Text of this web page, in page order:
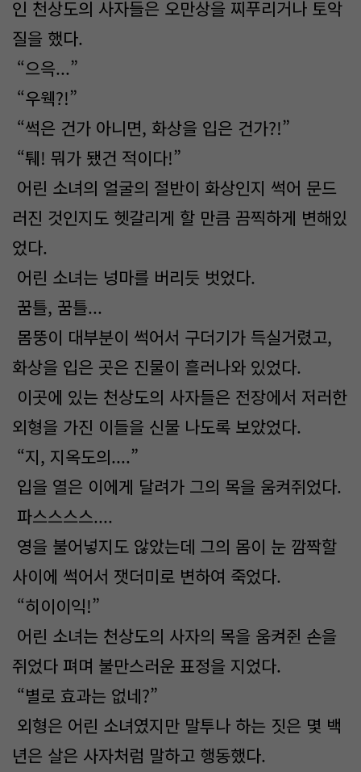
인 천상도의 사자들은 오만상을 찌푸리거나 토악
질을 했다.
“으윽...”
“우웩?!”
“썩은 건가 아니면, 화상을 입은 건가?!”
“퉤! 뭐가 됐건 적이다!”
어린 소녀의 얼굴의 절반이 화상인지 썩어 문드
러진 것인지도 헷갈리게 할 만큼 끔찍하게 변해있
었다.
어린 소녀는 넝마를 버리듯 벗었다.
꿈틀, 꿈틀...
몸뚱이 대부분이 썩어서 구더기가 득실거렸고,
화상을 입은 곳은 진물이 흘러나와 있었다.
이곳에 있는 천상도의 사자들은 전장에서 저러한
외형을 가진 이들을 신물 나도록 보았었다.
“지, 지옥도의....”
입을 열은 이에게 달려가 그의 목을 움켜쥐었다.
파스스스스....
영을 불어넣지도 않았는데 그의 몸이 눈 깜짝할
사이에 썩어서 잿더미로 변하여 죽었다.
“히이이익!”
어린 소녀는 천상도의 사자의 목을 움켜쥔 손을
쥐었다 펴며 불만스러운 표정을 지었다.
“별로 효과는 없네?”
외형은 어린 소녀였지만 말투나 하는 짓은 몇 백
년은 살은 사자처럼 말하고 행동했다.